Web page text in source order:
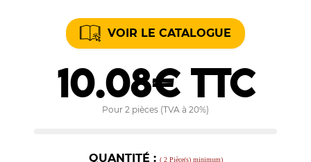
VOIR LE CATALOGUE
10.08€ TTC
Pour 2 pièces (TVA à 20%)
QUANTITÉ : ( 2 Pièce(s) minimum)